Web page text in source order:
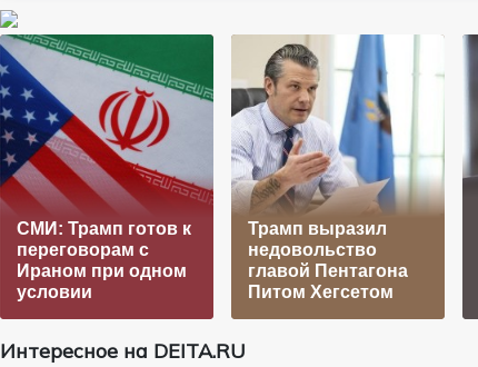
СМИ: Трамп готов к
переговорам с
Ираном при одном
условии
Трамп выразил
недовольство
главой Пентагона
Питом Хегсетом
Интересное на DEITA.RU